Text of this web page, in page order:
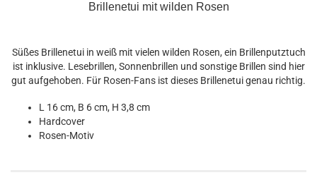
Brillenetui mit wilden Rosen
Süßes Brillenetui in weiß mit vielen wilden Rosen, ein Brillenputztuch
ist inklusive. Lesebrillen, Sonnenbrillen und sonstige Brillen sind hier
gut aufgehoben. Für Rosen-Fans ist dieses Brillenetui genau richtig.
L 16 cm, B 6 cm, H 3,8 cm
Hardcover
Rosen-Motiv